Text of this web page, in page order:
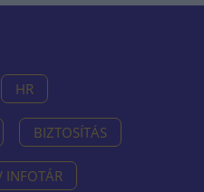
HR
BIZTOSÍTÁS
INFOTÁR